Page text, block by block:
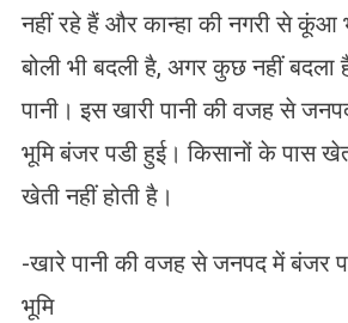
नहीं रहे हैं और कान्हा की नगरी से कूंआ
बोली भी बदली है, अगर कुछ नहीं बदला
पानी। इस खारी पानी की वजह से
भूमि बंजर पडी हुई। किसानों के पास
खेती नहीं होती है।
-खारे पानी की वजह से जनपद में बंजर
भूमि